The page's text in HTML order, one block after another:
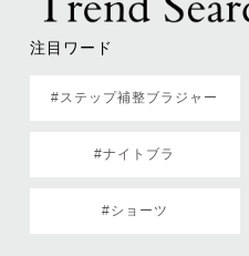
注目ワード
#ステップ補整ブラジャー
#ナイトブラ
#ショーツ